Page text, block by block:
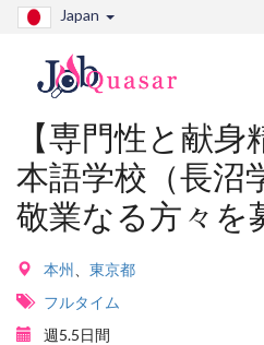
Japan
【専門性と献
本語学校（長沼
敬業なる方々を
本州
東京都
フルタイム
週5.5日間